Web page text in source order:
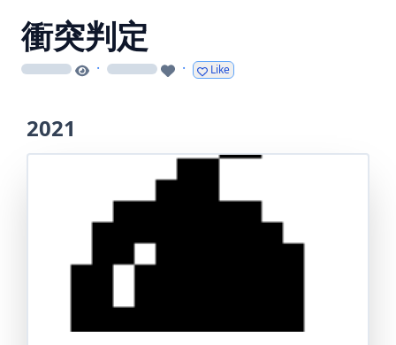
衝突判定
loading · loading · Like
2021